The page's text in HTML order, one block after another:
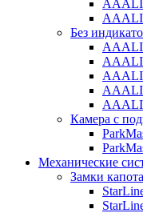
Без
Камера с
Механические
Замки капота